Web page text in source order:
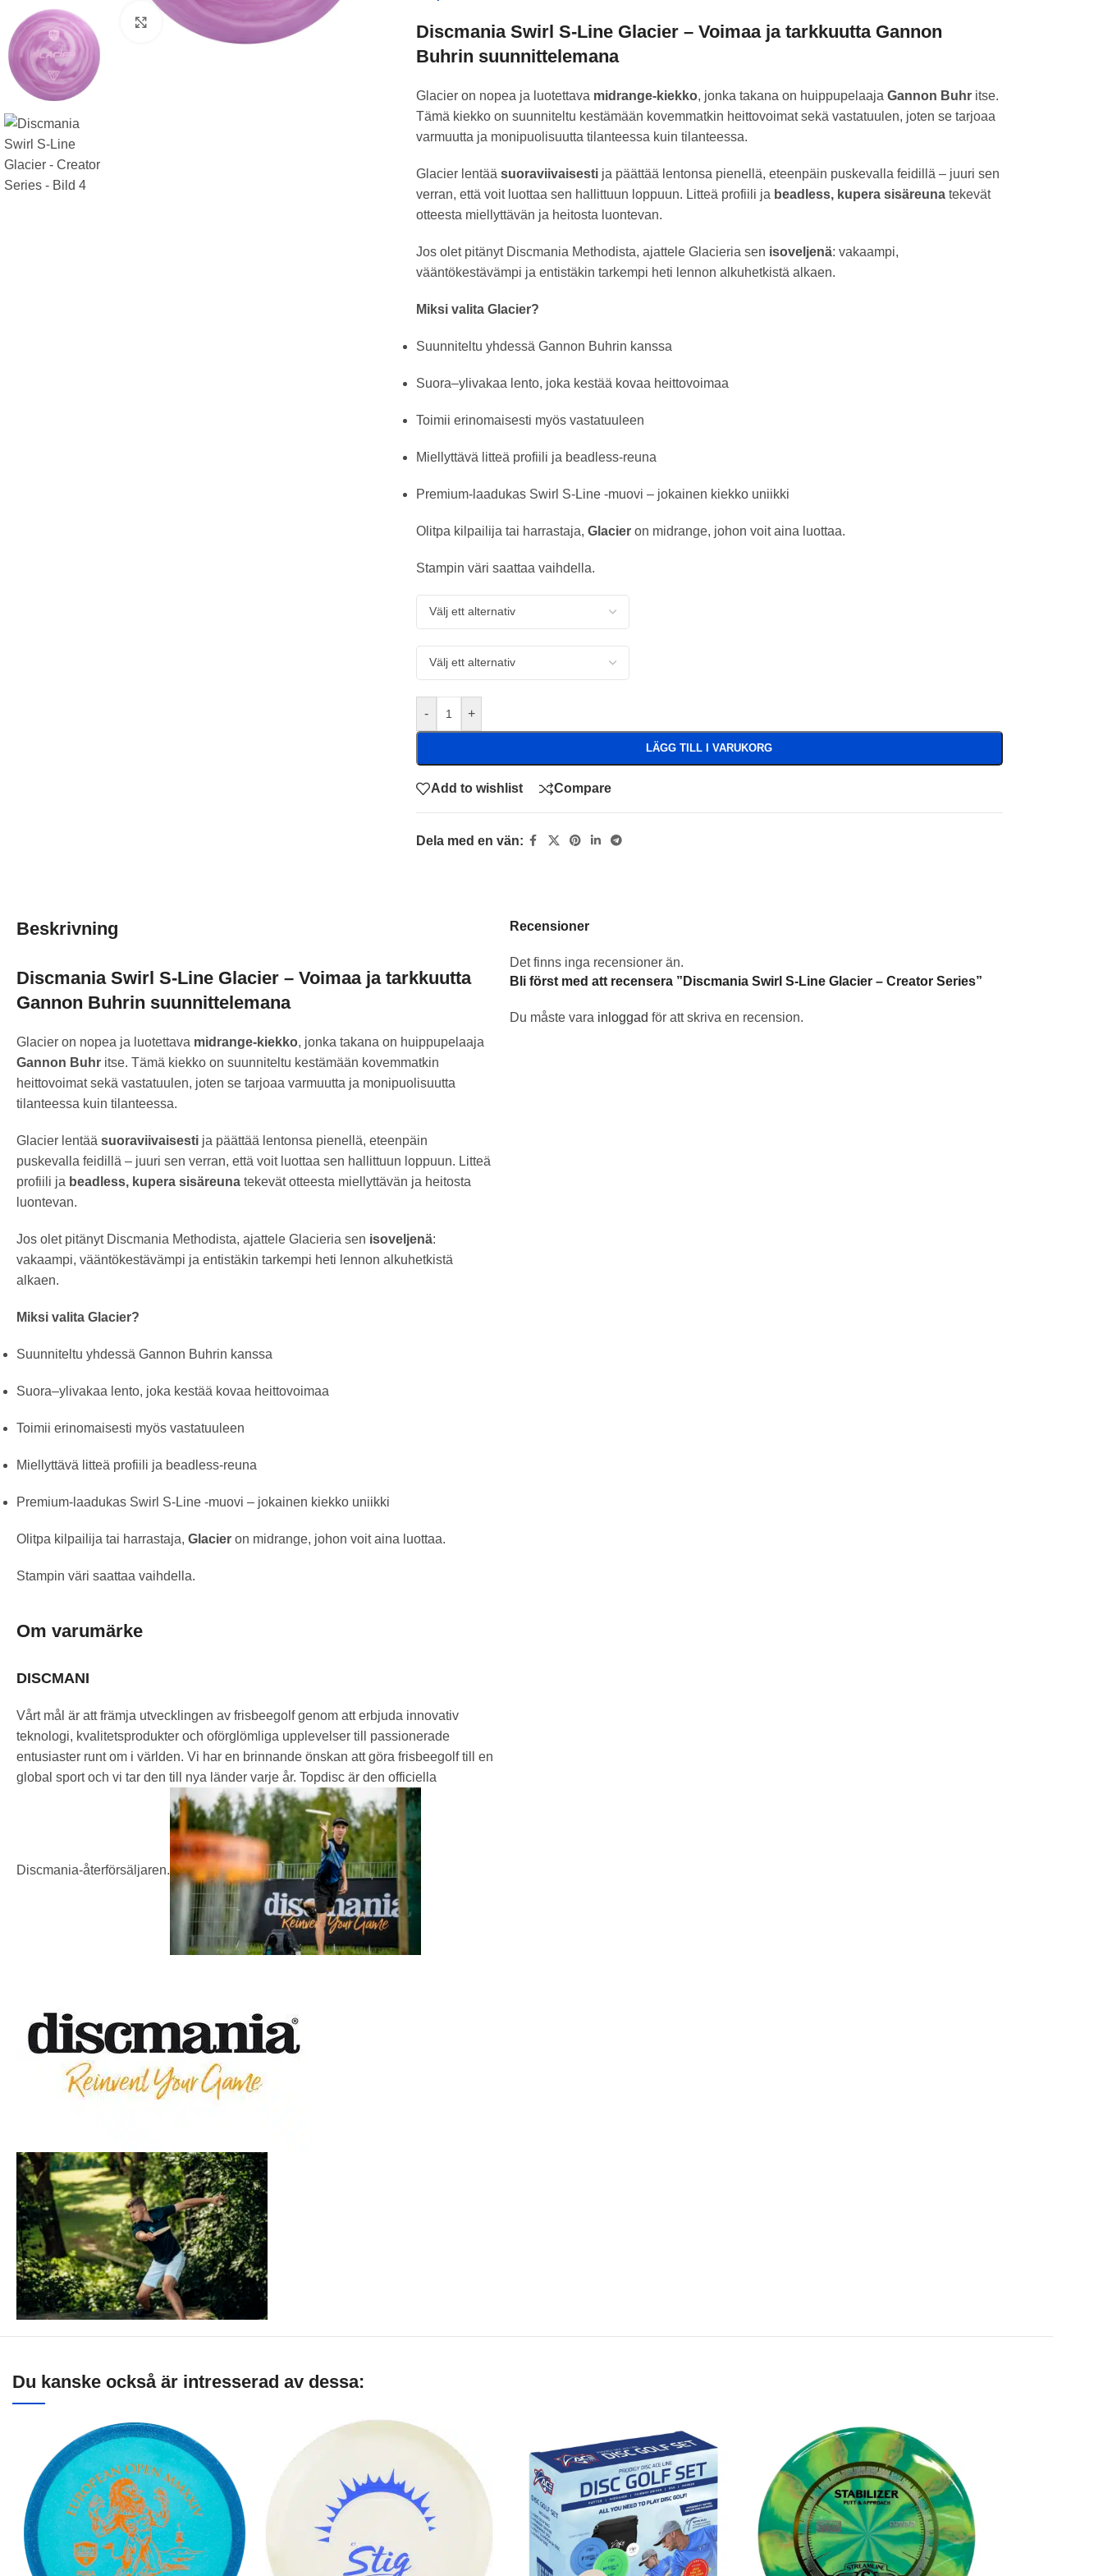
Klicka för att förstora
Discmania Swirl S-Line Glacier – Voimaa ja tarkkuutta Gannon
Buhrin suunnittelemana
Glacier on nopea ja luotettava midrange-kiekko, jonka takana on huippupelaaja Gannon Buhritse.
Tämä kiekko on suunniteltu kestämään kovemmatkin heittovoimat sekä vastatuulen, joten se tarjoaa
varmuutta ja monipuolisuutta tilanteessa kuin tilanteessa.
Glacier lentää suoraviivaisestija päättää lentonsa pienellä, eteenpäin puskevalla feidillä – juuri sen
verran, että voit luottaa sen hallittuun loppuun. Litteä profiili ja beadless, kupera sisäreunatekevät
otteesta miellyttävän ja heitosta luontevan.
Jos olet pitänyt Discmania Methodista, ajattele Glacieria sen isoveljenä: vakaampi,
vääntökestävämpi ja entistäkin tarkempi heti lennon alkuhetkistä alkaen.
Miksi valita Glacier?
Suunniteltu yhdessä Gannon Buhrin kanssa
Suora–ylivakaa lento, joka kestää kovaa heittovoimaa
Toimii erinomaisesti myös vastatuuleen
Miellyttävä litteä profiili ja beadless-reuna
Premium-laadukas Swirl S-Line -muovi – jokainen kiekko uniikki
Olitpa kilpailija tai harrastaja, Glacieron midrange, johon voit aina luottaa.
Stampin väri saattaa vaihdella.
- +
LÄGG TILL I VARUKORG
Add to wishlist Compare
Dela med en vän:
Beskrivning
Discmania Swirl S-Line Glacier – Voimaa ja tarkkuutta
Gannon Buhrin suunnittelemana
Glacier on nopea ja luotettava midrange-kiekko, jonka takana on huippupelaaja
Gannon Buhr itse. Tämä kiekko on suunniteltu kestämään kovemmatkin
heittovoimat sekä vastatuulen, joten se tarjoaa varmuutta ja monipuolisuutta
tilanteessa kuin tilanteessa.
Glacier lentää suoraviivaisesti ja päättää lentonsa pienellä, eteenpäin
puskevalla feidillä – juuri sen verran, että voit luottaa sen hallittuun loppuun. Litteä
profiili ja beadless, kupera sisäreuna tekevät otteesta miellyttävän ja heitosta
luontevan.
Jos olet pitänyt Discmania Methodista, ajattele Glacieria sen isoveljenä:
vakaampi, vääntökestävämpi ja entistäkin tarkempi heti lennon alkuhetkistä
alkaen.
Miksi valita Glacier?
Suunniteltu yhdessä Gannon Buhrin kanssa
Suora–ylivakaa lento, joka kestää kovaa heittovoimaa
Toimii erinomaisesti myös vastatuuleen
Miellyttävä litteä profiili ja beadless-reuna
Premium-laadukas Swirl S-Line -muovi – jokainen kiekko uniikki
Olitpa kilpailija tai harrastaja, Glacier on midrange, johon voit aina luottaa.
Stampin väri saattaa vaihdella.
Om varumärke
DISCMANI
Vårt mål är att främja utvecklingen av frisbeegolf genom att erbjuda innovativ
teknologi, kvalitetsprodukter och oförglömliga upplevelser till passionerade
entusiaster runt om i världen. Vi har en brinnande önskan att göra frisbeegolf till en
global sport och vi tar den till nya länder varje år. Topdisc är den officiella
Discmania-återförsäljaren.
Recensioner
Det finns inga recensioner än.
Bli först med att recensera ”Discmania Swirl S-Line Glacier – Creator Series”
Du måste vara inloggad för att skriva en recension.
Du kanske också är intresserad av dessa: